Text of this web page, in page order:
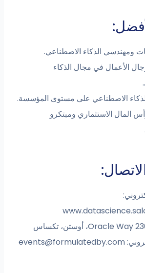
ومهندسي الذكاء الاصطناعي.
الأعمال في مجال الذكاء
الاصطناعي على مستوى المؤسسة.
المال الاستثماري ومبتكرو
events@formulatedby.com